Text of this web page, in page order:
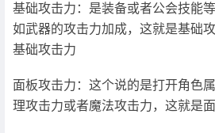
基础攻击力：是装备或者公会技能
如武器的攻击力加成，这就是基础
基础攻击力
面板攻击力：这个说的是打开角色
理攻击力或者魔法攻击力，这就是